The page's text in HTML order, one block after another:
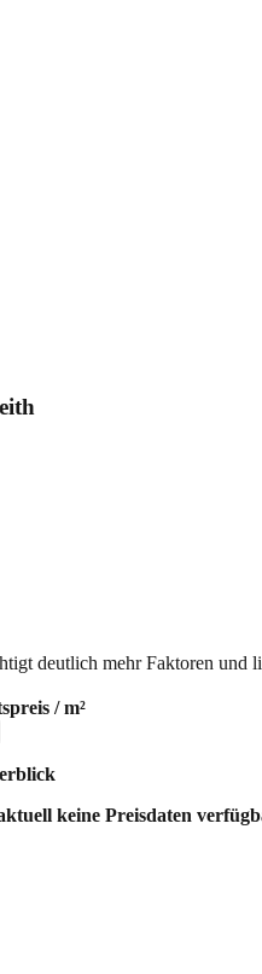
deutlich mehr Faktoren und
/ m²
keine Preisdaten